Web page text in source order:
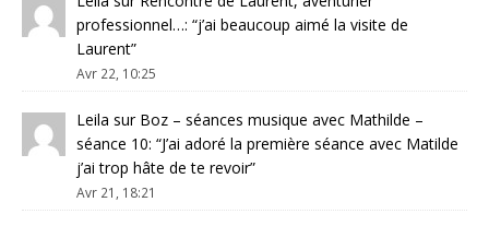
professionnel…: “j’ai beaucoup aimé la visite de
Laurent”
Avr 22, 10:25
Leila sur Boz – séances musique avec Mathilde –
séance 10: “J’ai adoré la première séance avec Matilde
j’ai trop hâte de te revoir”
Avr 21, 18:21